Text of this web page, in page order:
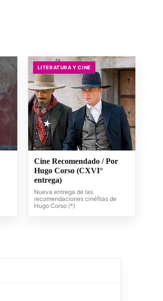
LITERATURA Y CINE
Cine Recomendado / Por
Hugo Corso (CXVI°
entrega)
Nueva entrega de las
recomendaciones cinéfilas de
Hugo Corso (*)